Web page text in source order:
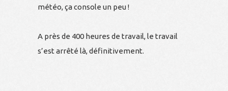
météo, ça console un peu !
A près de 400 heures de travail, le travail
s’est arrêté là, définitivement.